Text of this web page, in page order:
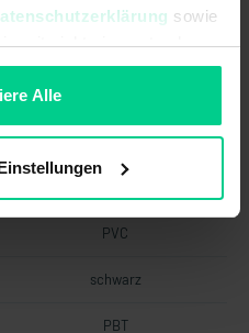
sowie
nicht einverstanden
von Cookies hier
Alle
M18 x 55 mm
les matériaux
PVC
schwarz
PBT